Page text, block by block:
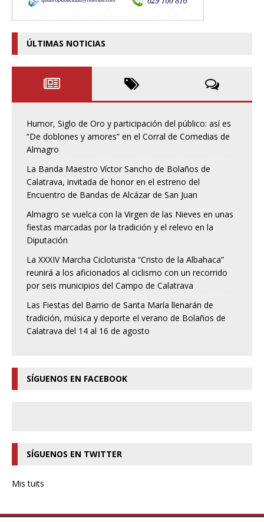
ÚLTIMAS NOTICIAS
Humor, Siglo de Oro y participación del público: así es
“De doblones y amores” en el Corral de Comedias de
Almagro
La Banda Maestro Víctor Sancho de Bolaños de
Calatrava, invitada de honor en el estreno del
Encuentro de Bandas de Alcázar de San Juan
Almagro se vuelca con la Virgen de las Nieves en unas
fiestas marcadas por la tradición y el relevo en la
Diputación
La XXXIV Marcha Cicloturista “Cristo de la Albahaca”
reunirá a los aficionados al ciclismo con un recorrido
por seis municipios del Campo de Calatrava
Las Fiestas del Barrio de Santa María llenarán de
tradición, música y deporte el verano de Bolaños de
Calatrava del 14 al 16 de agosto
SÍGUENOS EN FACEBOOK
SÍGUENOS EN TWITTER
Mis tuits